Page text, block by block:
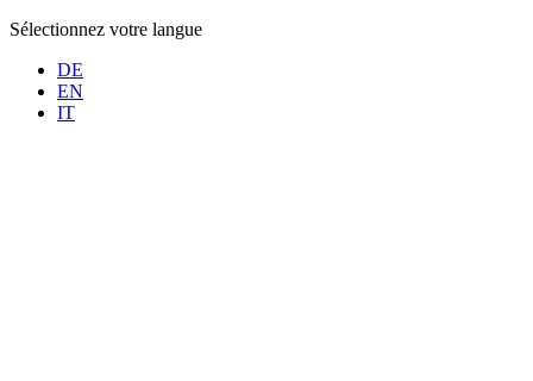
Sélectionnez votre langue
DE
EN
IT